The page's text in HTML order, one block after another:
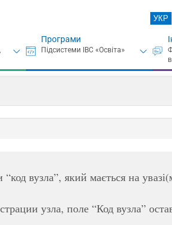
УКР
Програми
“код вузла”, який мається на
узла, поле “Код вузла”